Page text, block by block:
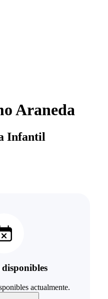
Araneda
Infantil
actualmente.